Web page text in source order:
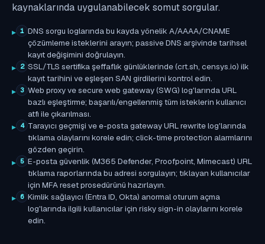
kaynaklarında uygulanabilecek somut sorgular.
1 DNS sorgu loglarında bu kayda yönelik A/AAAA/CNAME
çözümleme isteklerini arayın; passive DNS arşivinde tarihsel
kayıt değişimini doğrulayın.
2 SSL/TLS sertifika şeffaflık günlüklerinde (crt.sh, censys.io) ilk
kayıt tarihini ve eşleşen SAN girdilerini kontrol edin.
3 Web proxy ve secure web gateway (SWG) log'larında URL
bazlı eşleştirme; başarılı/engellenmiş tüm isteklerin kullanıcı
atfı ile çıkarılması.
4 Tarayıcı geçmişi ve e-posta gateway URL rewrite log'larında
tıklama olaylarını korele edin; click-time protection alarmlarını
gözden geçirin.
5 E-posta güvenlik (M365 Defender, Proofpoint, Mimecast) URL
tıklama raporlarında bu adresi sorgulayın; tıklayan kullanıcılar
için MFA reset prosedürünü hazırlayın.
6 Kimlik sağlayıcı (Entra ID, Okta) anormal oturum açma
log'larında ilgili kullanıcılar için risky sign-in olaylarını korele
edin.